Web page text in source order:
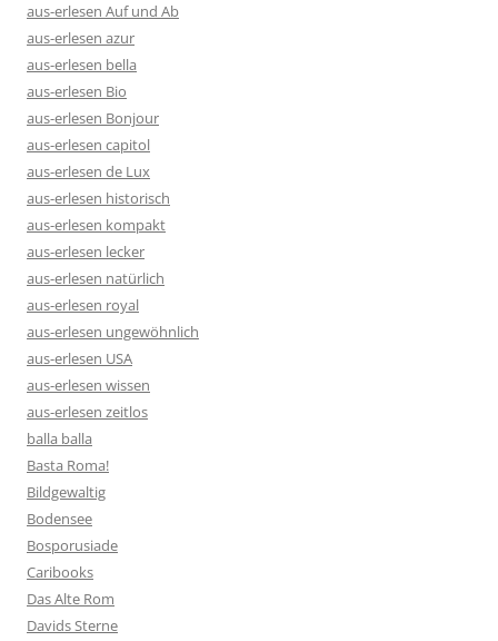
aus-erlesen Auf und Ab
aus-erlesen azur
aus-erlesen bella
aus-erlesen Bio
aus-erlesen Bonjour
aus-erlesen capitol
aus-erlesen de Lux
aus-erlesen historisch
aus-erlesen kompakt
aus-erlesen lecker
aus-erlesen natürlich
aus-erlesen royal
aus-erlesen ungewöhnlich
aus-erlesen USA
aus-erlesen wissen
aus-erlesen zeitlos
balla balla
Basta Roma!
Bildgewaltig
Bodensee
Bosporusiade
Caribooks
Das Alte Rom
Davids Sterne